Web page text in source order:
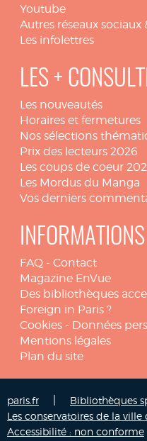
Youtube
Autres réseaux sociaux
Les infolettres
LES +
Les nouveautés
Horaires et fermetures
Nos sélections
Prix des lecteurs 2026
Les coups de coeur
Les Mordus du Manga
Vos derniers
INFORMATIONS
FAQ - Contact
Magazine EnVue
Des bibliothèques
Foreign in Paris ?
Cookies - Données
Mentions légales
Plan du site
paris.fr Bibliothèques
Les conservatoires de la ville
Accessibilité : non conforme